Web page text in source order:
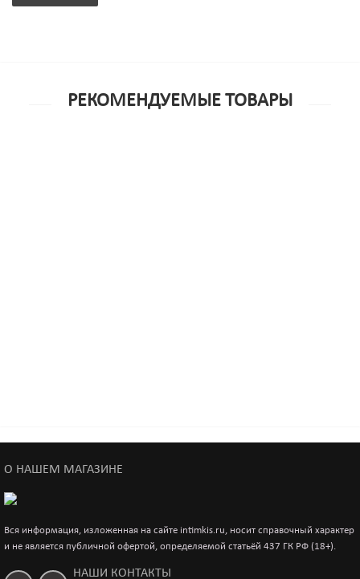
РЕКОМЕНДУЕМЫЕ ТОВАРЫ
6 500р.
О НАШЕМ МАГАЗИНЕ
Вся информация, изложенная на сайте intimkis.ru, носит справочный характер
и не является публичной офертой, определяемой статьёй 437 ГК РФ (18+).
НАШИ КОНТАКТЫ